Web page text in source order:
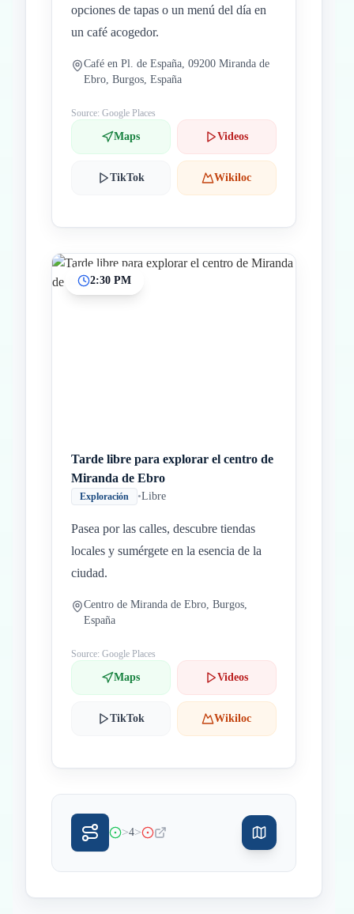
opciones de tapas o un menú del día en
un café acogedor.
Café en Pl. de España, 09200 Miranda de
Ebro, Burgos, España
Source: Google Places
Maps Videos
TikTok Wikiloc
2:30 PM
Tarde libre para explorar el centro de
Miranda de Ebro
Exploración •Libre
Pasea por las calles, descubre tiendas
locales y sumérgete en la esencia de la
ciudad.
Centro de Miranda de Ebro, Burgos,
España
Source: Google Places
Maps Videos
TikTok Wikiloc
>4>